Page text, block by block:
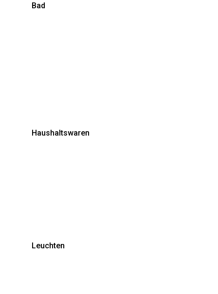
Bad
Haushaltswaren
Leuchten